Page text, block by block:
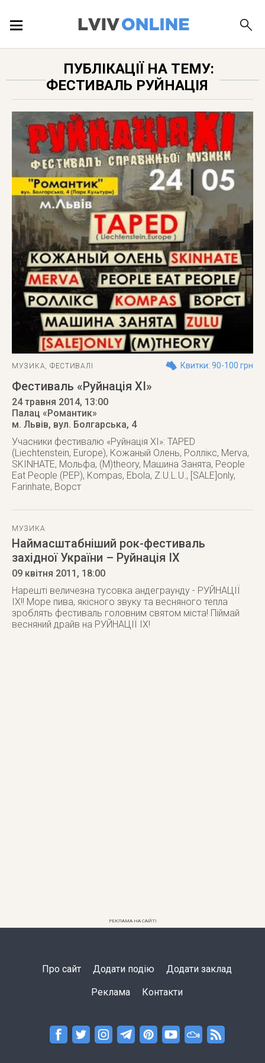
ЛОКАЦІЇ
ПУБЛІКАЦІЇ
ДОВІДКА
ПУБЛІКАЦІЇ НА ТЕМУ:
ФЕСТИВАЛЬ РУЙНАЦІЯ
МУЗИКА, ФЕСТИВАЛІ Квитки: 90-100 грн
Фестиваль «Руйнація ХІ»
24 травня 2014, 13:00
Палац «Романтик»
м. Львів, вул. Болгарська, 4
Учасники фестивалю «Руйнація ХІ»: TAPED
(Liechtenstein, Еurope), Кожаный Олень, Роллікс, Merva,
SKINHATE, Мольфа, (M)theory, Машина Занята, People
Eat People (PEP), Kompas, Ebola, Z.U.L.U., [SALE]only,
Farinhate, Ворст
МУЗИКА
Наймасштабніший рок-фестиваль
західної України – Руйнація ІХ
09 квітня 2011 , 18:00
Нарешті величезна тусовка андеграунду - РУЙНАЦІЇ
ІХ!! Море пива, якісного звуку та весняного тепла
зроблять фестиваль головним святом міста! Піймай
весняний драйв на РУЙНАЦІЇ ІХ!
РЕКЛАМА НА САЙТІ
Про сайт Додати подію Додати заклад
Реклама Контакти